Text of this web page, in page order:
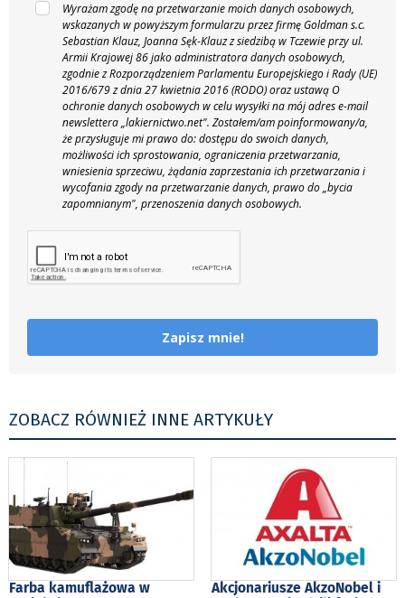
Wyrażam zgodę na przetwarzanie moich danych osobowych,
wskazanych w powyższym formularzu przez firmę Goldman s.c.
Sebastian Klauz, Joanna Sęk-Klauz z siedzibą w Tczewie przy ul.
Armii Krajowej 86 jako administratora danych osobowych,
zgodnie z Rozporządzeniem Parlamentu Europejskiego i Rady (UE)
2016/679 z dnia 27 kwietnia 2016 (RODO) oraz ustawą O
ochronie danych osobowych w celu wysyłki na mój adres e-mail
newslettera „lakiernictwo.net". Zostałem/am poinformowany/a,
że przysługuje mi prawo do: dostępu do swoich danych,
możliwości ich sprostowania, ograniczenia przetwarzania,
wniesienia sprzeciwu, żądania zaprzestania ich przetwarzania i
wycofania zgody na przetwarzanie danych, prawo do „bycia
zapomnianym", przenoszenia danych osobowych.
Zapisz mnie!
ZOBACZ RÓWNIEŻ INNE ARTYKUŁY
Farba kamuflażowa w
Akcjonariusze AkzoNobel i